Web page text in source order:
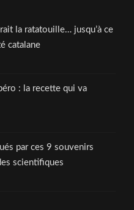
la ratatouille… jusqu’à ce
catalane
: la recette qui va
par ces 9 souvenirs
scientifiques